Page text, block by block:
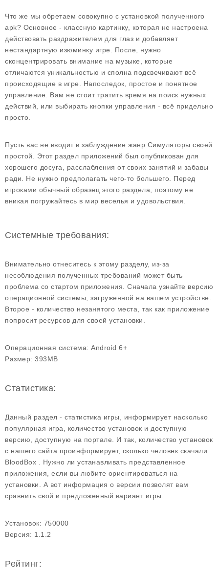
Что же мы обретаем совокупно с установкой полученного
apk? Основное - классную картинку, которая не настроена
действовать раздражителем для глаз и добавляет
нестандартную изюминку игре. После, нужно
сконцентрировать внимание на музыке, которые
отличаются уникальностью и сполна подсвечивают всё
происходящие в игре. Напоследок, простое и понятное
управление. Вам не стоит тратить время на поиск нужных
действий, или выбирать кнопки управления - всё придельно
просто.
Пусть вас не вводит в заблуждение жанр Симуляторы своей
простой. Этот раздел приложений был опубликован для
хорошего досуга, расслабления от своих занятий и забавы
ради. Не нужно предполагать чего-то большего. Перед
игроками обычный образец этого раздела, поэтому не
вникая погружайтесь в мир веселья и удовольствия.
Системные требования:
Внимательно отнеситесь к этому разделу, из-за
несоблюдения полученных требований может быть
проблема со стартом приложения. Сначала узнайте версию
операционной системы, загруженной на вашем устройстве.
Второе - количество незанятого места, так как приложение
попросит ресурсов для своей установки.
Операционная система: Android 6+
Размер: 393MB
Статистика:
Данный раздел - статистика игры, информирует насколько
популярная игра, количество установок и доступную
версию, доступную на портале. И так, количество установок
с нашего сайта проинформирует, сколько человек скачали
BloodBox . Нужно ли устанавливать представленное
приложения, если вы любите ориентироваться на
установки. А вот информация о версии позволят вам
сравнить свой и предложенный вариант игры.
Установок: 750000
Версия: 1.1.2
Рейтинг: